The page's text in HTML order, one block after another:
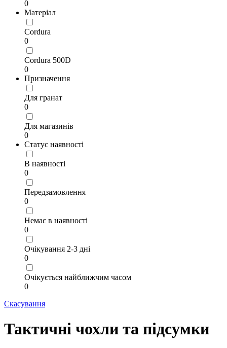
0
Матеріал
Cordura
0
Cordura 500D
0
Призначення
Для гранат
0
Для магазинів
0
Статус наявності
В наявності
0
Передзамовлення
0
Немає в наявності
0
Очікування 2-3 дні
0
Очікується найближчим часом
0
Скасування
Тактичні чохли та підсумки